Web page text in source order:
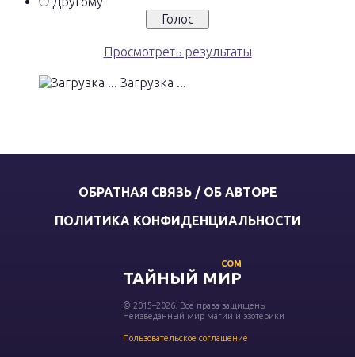
Просмотреть результаты
Загрузка ...
ОБРАТНАЯ СВЯЗЬ / ОБ АВТОРЕ
ПОЛИТИКА КОНФИДЕНЦИАЛЬНОСТИ
ТАЙНЫЙ МИР
COM
© 2015–2026. Все права защищены
Неизведанный мир магии и эзотерики
Пользовательское соглашение